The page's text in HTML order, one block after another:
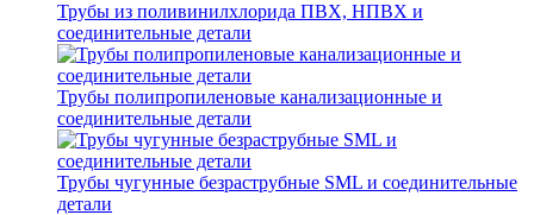
Трубы из поливинилхлорида ПВХ, НПВХ и
соединительные детали
Трубы полипропиленовые канализационные и
соединительные детали
Трубы чугунные безраструбные SML и соединительные
детали